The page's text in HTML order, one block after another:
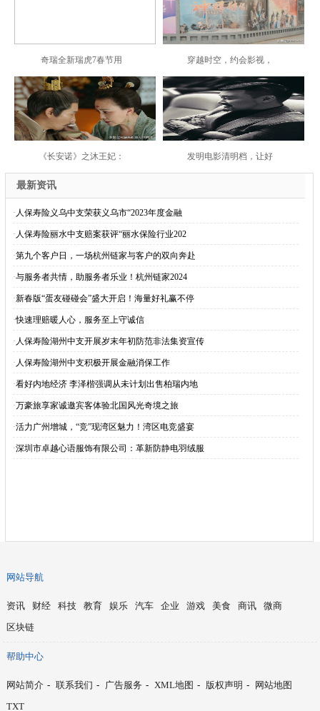
奇瑞全新瑞虎7春节用 穿越时空，约会影视，
《长安诺》之沐王妃： 发明电影清明档，让好
最新资讯
· 人保寿险义乌中支荣获义乌市“2023年度金融
· 人保寿险丽水中支赔案获评“丽水保险行业202
·第九个客户日，一场杭州链家与客户的双向奔赴
·与服务者共情，助服务者乐业！杭州链家2024
·新春版“蛋友碰碰会”盛大开启！海量好礼赢不停
·快速理赔暖人心，服务至上守诚信
· 人保寿险湖州中支开展岁末年初防范非法集资宣传
· 人保寿险湖州中支积极开展金融消保工作
·看好内地经济 李泽楷强调从未计划出售柏瑞内地
·万豪旅享家诚邀宾客体验北国风光奇境之旅
·活力广州增城，“竞”现湾区魅力！湾区电竞盛宴
·深圳市卓越心语服饰有限公司：革新防静电羽绒服
网站导航
资讯 财经 科技 教育 娱乐 汽车 企业 游戏 美食 商讯
微商
区块链
帮助中心
网站简介 - 联系我们 - 广告服务 - XML地图 - 版权声明 -
网站地图
TXT